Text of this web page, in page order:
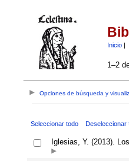
Inicio|
1–2
Opciones de búsqueda y
Seleccionar todo Deseleccionar
Iglesias, Y. (2013).